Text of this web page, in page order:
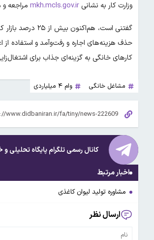
وزارت کار به نشانی mkh.mcls.gov.ir مراجعه
گفتنی است،
حذف هزینه‌های اجاره و رفت‌وآمد و استفاده
کارهای خانگی به گزینه‌ای جذاب برای
مشاغل خانگی وام ۴ میلیاردی
کانال رسمی تلگرام پایگاه تحلیلی
اخبار مرتبط
مشاوره تولید لیوان کاغذی
ارسال نظر